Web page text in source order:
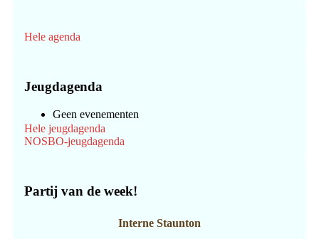
Hele agenda
Jeugdagenda
Geen evenementen
Hele jeugdagenda
NOSBO-jeugdagenda
Partij van de week!
Interne Staunton